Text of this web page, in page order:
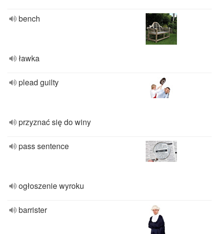
bench
ławka
plead guilty
przyznać się do winy
pass sentence
ogłoszenie wyroku
barrister